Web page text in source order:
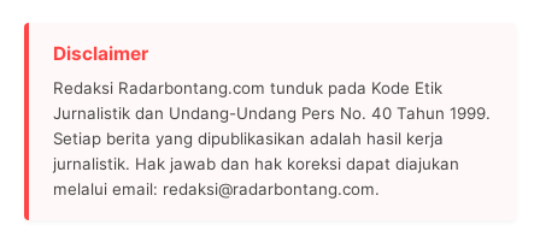
Disclaimer
Redaksi Radarbontang.com tunduk pada Kode Etik
Jurnalistik dan Undang-Undang Pers No. 40 Tahun 1999.
Setiap berita yang dipublikasikan adalah hasil kerja
jurnalistik. Hak jawab dan hak koreksi dapat diajukan
melalui email: redaksi@radarbontang.com.